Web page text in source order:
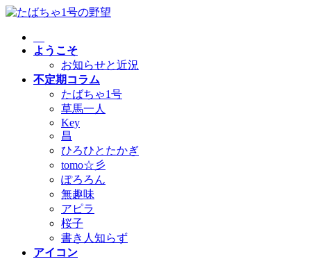
コ
ナ
ようこそ
お知らせと近況
不定期コラム
たばちゃ1号
草馬一人
Key
昌
ひろひとたかぎ
tomo☆彡
ぽろろん
無趣味
アピラ
桜子
書き人知らず
アイコン